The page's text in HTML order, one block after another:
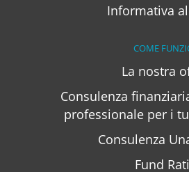
Informativa
COME
La nostra
Consulenza
professionale per i
Consulenza
Fund